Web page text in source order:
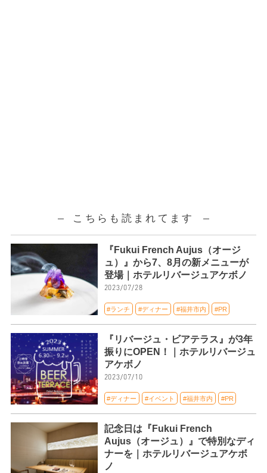
こちらも読まれてます
『Fukui French Aujus（オージ
ュ）』から7、8月の新メニューが
登場｜ホテルリバージュアケボノ
2023/07/28
#ランチ #ディナー #福井市内 #PR
『リバージュ・ビアテラス』が3年
振りにOPEN！｜ホテルリバージュ
アケボノ
2023/07/10
#ディナー #イベント #福井市内 #PR
記念日は『Fukui French
Aujus（オージュ）』で特別なディ
ナーを｜ホテルリバージュアケボ
ノ